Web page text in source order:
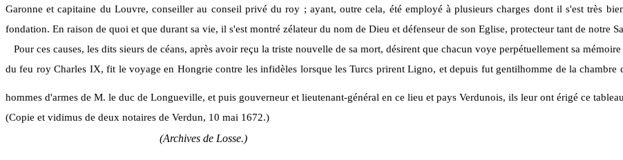
Garonne et capitaine du Louvre, conseiller au conseil privé du roy ; ayant, outre cela, été employé à plusieurs charges dont il s'est très
fondation. En raison de quoi et que durant sa vie, il s'est montré zélateur du nom de Dieu et défenseur de son Eglise, protecteur tant de notre
Pour ces causes, les dits sieurs de céans, après avoir reçu la triste nouvelle de sa mort, désirent que chacun voye perpétuellement sa
du feu roy Charles IX, fit le voyage en Hongrie contre les infidèles lorsque les Turcs prirent Ligno, et depuis fut gentilhomme de la chambre
hommes d'armes de M. le duc de Longueville, et puis gouverneur et lieutenant-général en ce lieu et pays Verdunois, ils leur ont érigé ce
(Copie et vidimus de deux notaires de Verdun, 10 mai 1672.)
(Archives de Losse.)